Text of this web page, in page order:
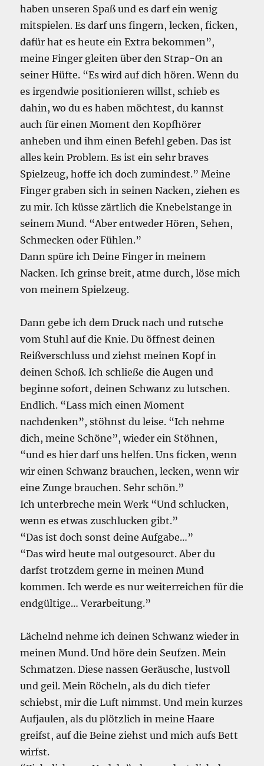
haben unseren Spaß und es darf ein wenig
mitspielen. Es darf uns fingern, lecken, ficken,
dafür hat es heute ein Extra bekommen”,
meine Finger gleiten über den Strap-On an
seiner Hüfte. “Es wird auf dich hören. Wenn du
es irgendwie positionieren willst, schieb es
dahin, wo du es haben möchtest, du kannst
auch für einen Moment den Kopfhörer
anheben und ihm einen Befehl geben. Das ist
alles kein Problem. Es ist ein sehr braves
Spielzeug, hoffe ich doch zumindest.” Meine
Finger graben sich in seinen Nacken, ziehen es
zu mir. Ich küsse zärtlich die Knebelstange in
seinem Mund. “Aber entweder Hören, Sehen,
Schmecken oder Fühlen.”
Dann spüre ich Deine Finger in meinem
Nacken. Ich grinse breit, atme durch, löse mich
von meinem Spielzeug.
Dann gebe ich dem Druck nach und rutsche
vom Stuhl auf die Knie. Du öffnest deinen
Reißverschluss und ziehst meinen Kopf in
deinen Schoß. Ich schließe die Augen und
beginne sofort, deinen Schwanz zu lutschen.
Endlich. “Lass mich einen Moment
nachdenken”, stöhnst du leise. “Ich nehme
dich, meine Schöne”, wieder ein Stöhnen,
“und es hier darf uns helfen. Uns ficken, wenn
wir einen Schwanz brauchen, lecken, wenn wir
eine Zunge brauchen. Sehr schön.”
Ich unterbreche mein Werk “Und schlucken,
wenn es etwas zuschlucken gibt.”
“Das ist doch sonst deine Aufgabe…”
“Das wird heute mal outgesourct. Aber du
darfst trotzdem gerne in meinen Mund
kommen. Ich werde es nur weiterreichen für die
endgültige… Verarbeitung.”
Lächelnd nehme ich deinen Schwanz wieder in
meinen Mund. Und höre dein Seufzen. Mein
Schmatzen. Diese nassen Geräusche, lustvoll
und geil. Mein Röcheln, als du dich tiefer
schiebst, mir die Luft nimmst. Und mein kurzes
Aufjaulen, als du plötzlich in meine Haare
greifst, auf die Beine ziehst und mich aufs Bett
wirfst.